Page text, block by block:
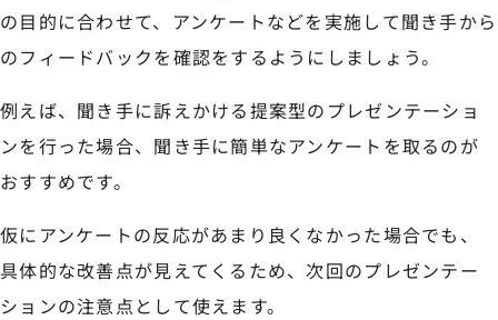
の目的に合わせて、アンケートなどを実施して聞き手から
のフィードバックを確認をするようにしましょう。
例えば、聞き手に訴えかける提案型のプレゼンテーショ
ンを行った場合、聞き手に簡単なアンケートを取るのが
おすすめです。
仮にアンケートの反応があまり良くなかった場合でも、
具体的な改善点が見えてくるため、次回のプレゼンテー
ションの注意点として使えます。